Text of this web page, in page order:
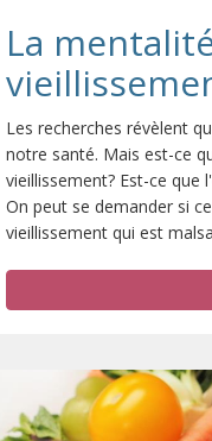
La
Les recherches révèlent
notre santé. Mais est-ce
vieillissement? Est-ce que
On peut se demander si
vieillissement qui est